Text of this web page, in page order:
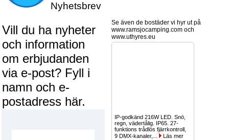
Nyhetsbrev
Vill du ha nyheter
och information
om erbjudanden
via e-post? Fyll i
namn och e-
postadress här.
Se även de bostäder vi hyr ut på
www.ramsjocamping.com och
www.uthyres.eu
IP-godkänd 216W LED. Snö,
regn, vädertålig. IP65. 27-
funktions trådlös fjärrkontroll,
9 DMX-kanaler,...
Läs mer